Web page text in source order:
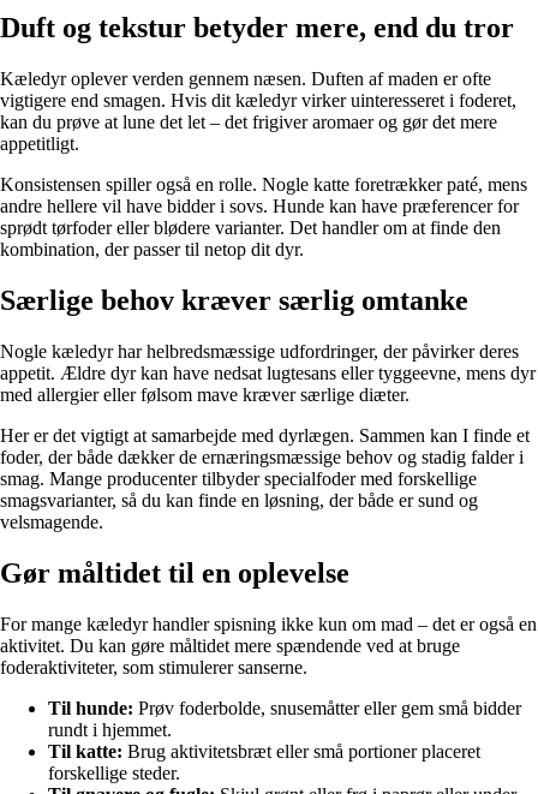
Duft og tekstur betyder mere, end du tror
Kæledyr oplever verden gennem næsen. Duften af maden er ofte
vigtigere end smagen. Hvis dit kæledyr virker uinteresseret i foderet,
kan du prøve at lune det let – det frigiver aromaer og gør det mere
appetitligt.
Konsistensen spiller også en rolle. Nogle katte foretrækker paté, mens
andre hellere vil have bidder i sovs. Hunde kan have præferencer for
sprødt tørfoder eller blødere varianter. Det handler om at finde den
kombination, der passer til netop dit dyr.
Særlige behov kræver særlig omtanke
Nogle kæledyr har helbredsmæssige udfordringer, der påvirker deres
appetit. Ældre dyr kan have nedsat lugtesans eller tyggeevne, mens dyr
med allergier eller følsom mave kræver særlige diæter.
Her er det vigtigt at samarbejde med dyrlægen. Sammen kan I finde et
foder, der både dækker de ernæringsmæssige behov og stadig falder i
smag. Mange producenter tilbyder specialfoder med forskellige
smagsvarianter, så du kan finde en løsning, der både er sund og
velsmagende.
Gør måltidet til en oplevelse
For mange kæledyr handler spisning ikke kun om mad – det er også en
aktivitet. Du kan gøre måltidet mere spændende ved at bruge
foderaktiviteter, som stimulerer sanserne.
Til hunde: Prøv foderbolde, snusemåtter eller gem små bidder
rundt i hjemmet.
Til katte: Brug aktivitetsbræt eller små portioner placeret
forskellige steder.